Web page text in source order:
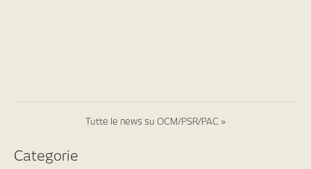
Tutte le news su OCM/PSR/PAC »
Categorie